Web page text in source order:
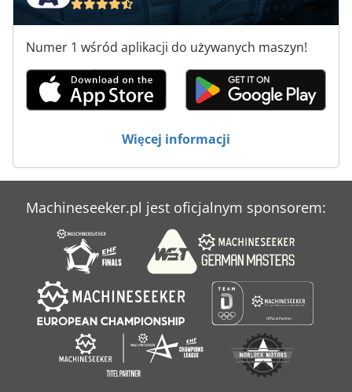
Maszyny Do Spawania
Maszyny Do Szycia Przemysłowe
Maszyny Do Ukosowania
Numer 1 wśród aplikacji do używanych maszyn!
Więcej informacji
Machineseeker.pl jest oficjalnym sponsorem: